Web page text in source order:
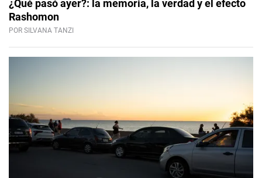
¿Qué pasó ayer?: la memoria, la verdad y el efecto
Rashomon
POR SILVANA TANZI